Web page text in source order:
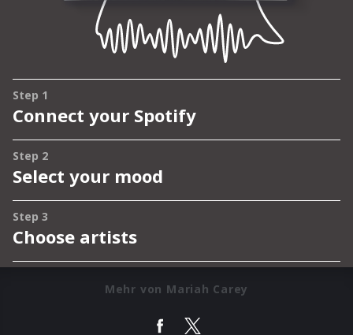
Mehr von Mariah Carey